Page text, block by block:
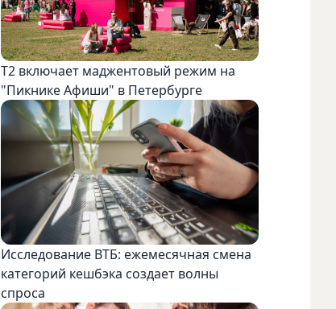
Т2 включает маджентовый режим на
"Пикнике Афиши" в Петербурге
Исследование ВТБ: ежемесячная смена
категорий кешбэка создает волны
спроса